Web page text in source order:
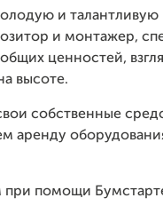
и талантливую
и монтажер,
ценностей,
высоте.
собственные
аренду
помощи